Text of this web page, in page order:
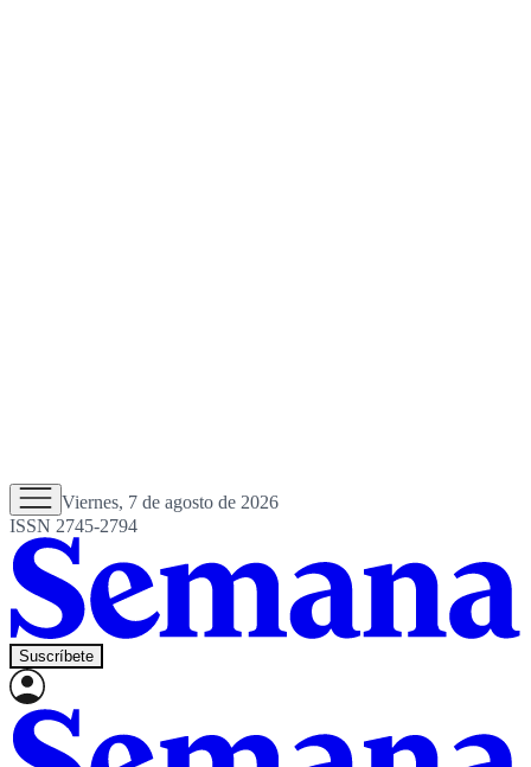
Viernes, 7 de agosto de 2026
ISSN 2745-2794
Suscríbete